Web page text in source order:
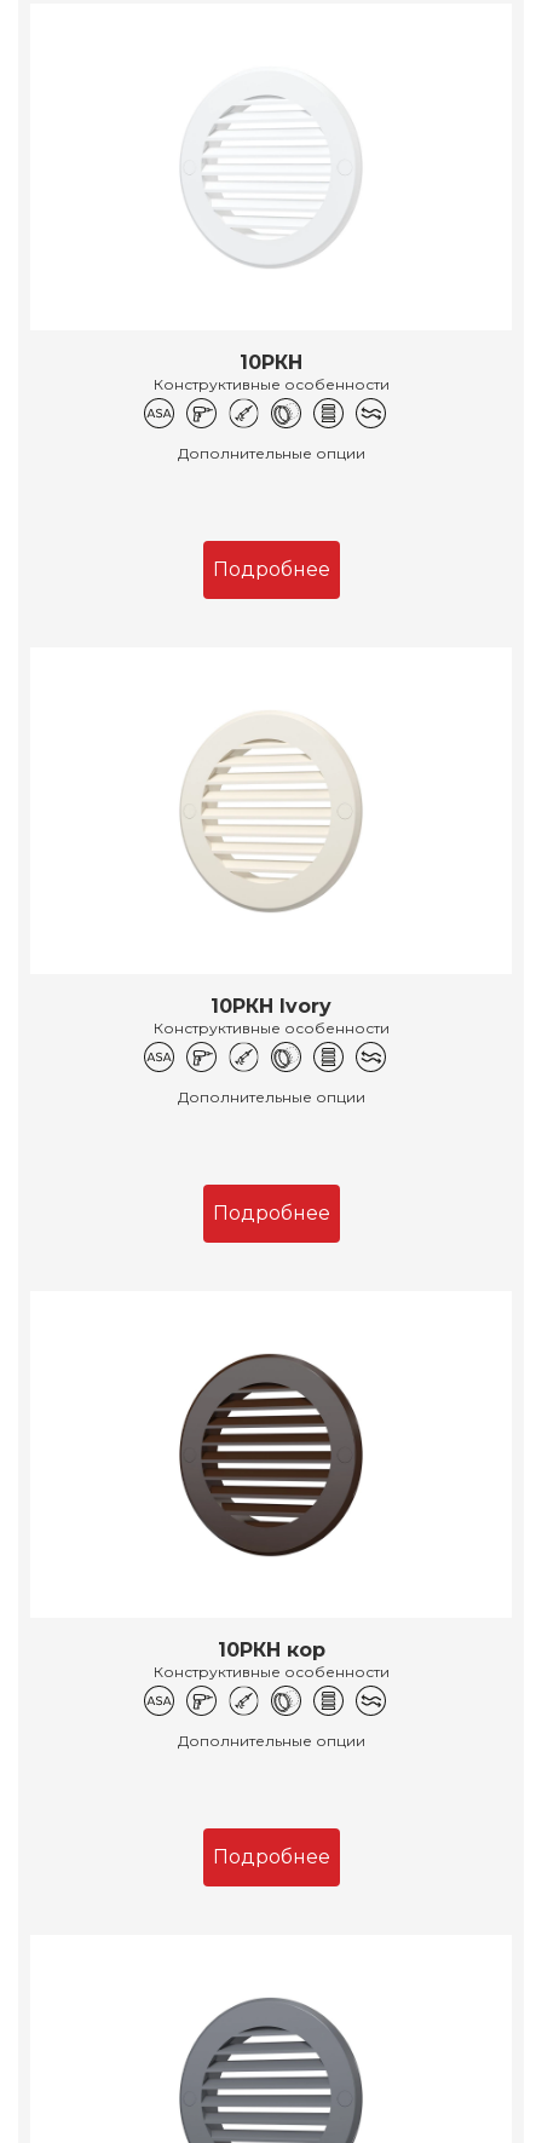
10РКН
Конструктивные особенности
Дополнительные опции
Подробнее
10РКН Ivory
Конструктивные особенности
Дополнительные опции
Подробнее
10РКН кор
Конструктивные особенности
Дополнительные опции
Подробнее